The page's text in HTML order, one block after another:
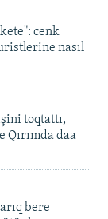
cenk
nasıl
toqtattı,
daa
bere